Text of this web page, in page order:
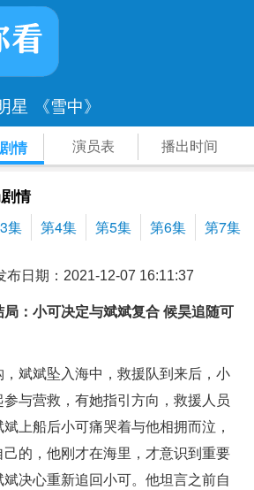
星 《雪中》
情 演员表 播出时间
情
集 第4集 第5集 第6集 第7集
布日期：2021-12-07 16:11:37
：小可决定与斌斌复合 候昊追随可
斌斌坠入海中，救援队到来后，小
与营救，有她指引方向，救援人员
上船后小可痛哭着与他相拥而泣，
的，他刚才在海里，才意识到重要
决心重新追回小可。他坦言之前自